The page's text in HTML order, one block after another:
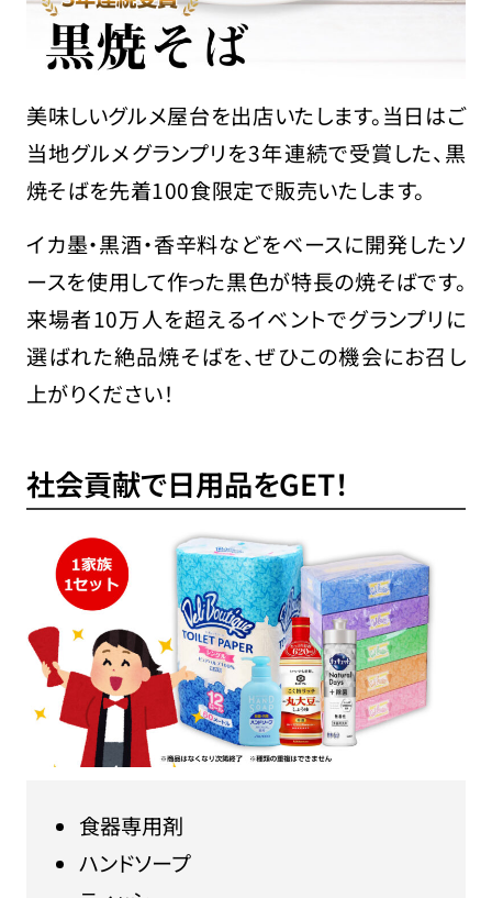
美味しいグルメ屋台を出店いたします。当日はご
当地グルメグランプリを3年連続で受賞した、黒
焼そばを先着100食限定で販売いたします。
イカ墨・黒酒・香辛料などをベースに開発したソ
ースを使用して作った黒色が特長の焼そばです。
来場者10万人を超えるイベントでグランプリに
選ばれた絶品焼そばを、ぜひこの機会にお召し
上がりください！
社会貢献で日用品をGET！
食器専用剤
ハンドソープ